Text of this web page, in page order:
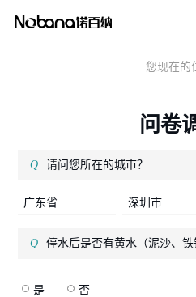
您现在的
问卷
请问您所在的城市？
广东省 深圳市
停水后是否有黄水（泥沙、铁
是 否